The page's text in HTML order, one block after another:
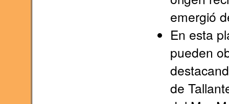
emergió
En esta
pueden
de